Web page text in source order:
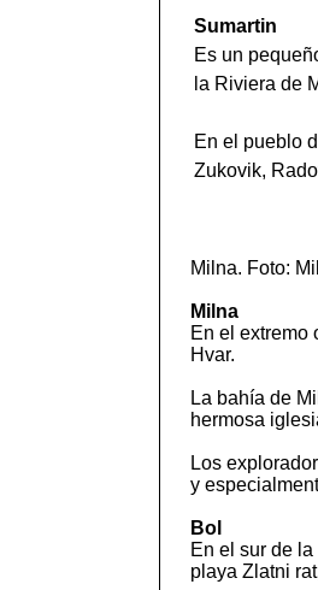
Sumartin
Es un
la Riviera de
En el pueblo
Zukovik,
Milna. Foto:
Milna
En el extremo
Hvar.
La bahía de
hermosa
Los
y
Bol
En el sur de
playa Zlatni